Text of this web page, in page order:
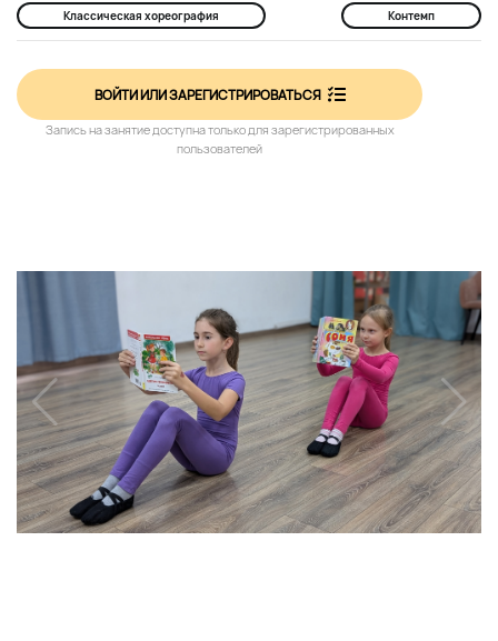
Классическая хореография Контемп
ВОЙТИ ИЛИ ЗАРЕГИСТРИРОВАТЬСЯ
Запись на занятие доступна только для зарегистрированных
пользователей